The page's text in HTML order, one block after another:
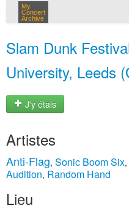
My
Concert
Archive
Slam Dunk
University, Leeds
J'y étais
Artistes
Anti‐Flag, Sonic Boom Six,
Audition, Random Hand
Lieu